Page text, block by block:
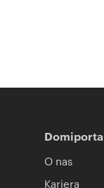
Domiporta
O nas
Kariera